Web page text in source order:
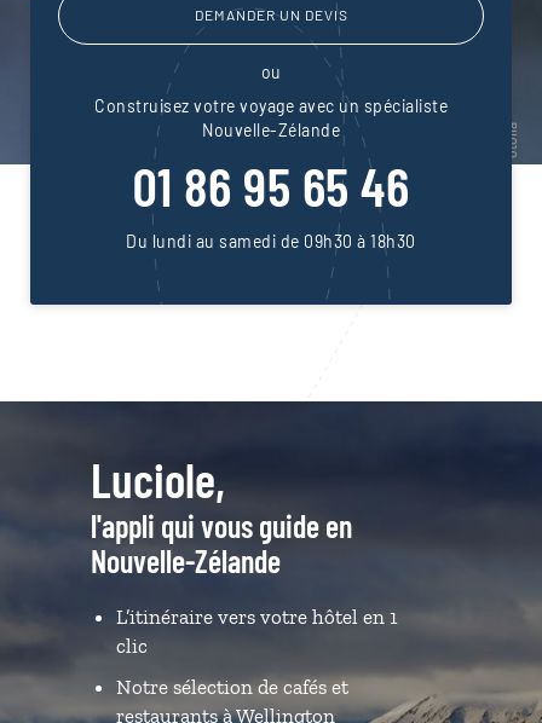
DEMANDER UN DEVIS
ou
Construisez votre voyage avec un spécialiste
Nouvelle-Zélande
01 86 95 65 46
Du lundi au samedi de 09h30 à 18h30
Luciole,
l'appli qui vous guide en
Nouvelle-Zélande
L’itinéraire vers votre hôtel en 1
clic
Notre sélection de cafés et
restaurants à Wellington